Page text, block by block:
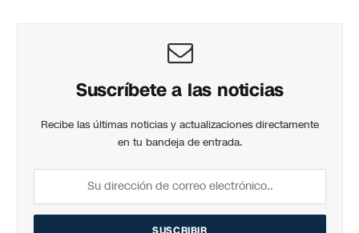
Suscríbete a las noticias
Recibe las últimas noticias y actualizaciones directamente
en tu bandeja de entrada.